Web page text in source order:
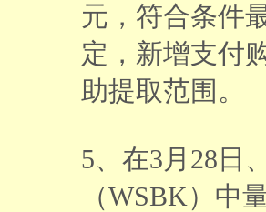
元，符合条件
定，新增支付
助提取范围。
5、在3月28日
（WSBK）中